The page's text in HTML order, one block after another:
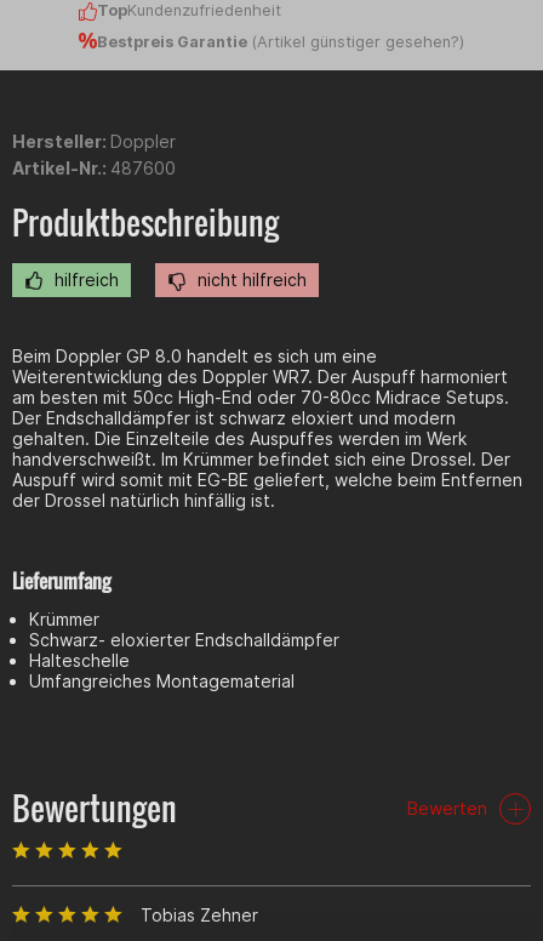
TopKundenzufriedenheit
Bestpreis Garantie (Artikel günstiger gesehen?)
Hersteller: Doppler
Artikel-Nr.: 487600
Produktbeschreibung
hilfreich nicht hilfreich
Beim Doppler GP 8.0 handelt es sich um eine
Weiterentwicklung des Doppler WR7. Der Auspuff harmoniert
am besten mit 50cc High-End oder 70-80cc Midrace Setups.
Der Endschalldämpfer ist schwarz eloxiert und modern
gehalten. Die Einzelteile des Auspuffes werden im Werk
handverschweißt. Im Krümmer befindet sich eine Drossel. Der
Auspuff wird somit mit EG-BE geliefert, welche beim Entfernen
der Drossel natürlich hinfällig ist.
Lieferumfang
Krümmer
Schwarz- eloxierter Endschalldämpfer
Halteschelle
Umfangreiches Montagematerial
Bewertungen Bewerten
Tobias Zehner